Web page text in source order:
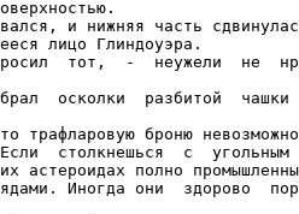
и нижняя часть
лицо Глиндоуэра.
тот,  -  неужели  не
осколки  разбитой  чашки
трафларовую броню
столкнешься  с  угольным
астероидах полно
Иногда они  здорово